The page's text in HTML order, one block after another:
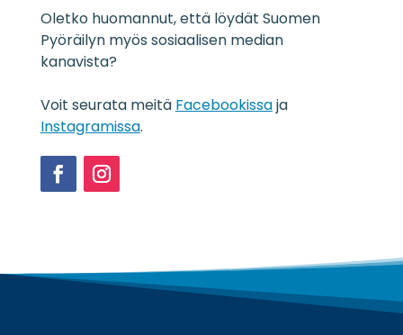
l
o
s
*
Oletko huomannut, että löydät Suomen
Pyöräilyn myös sosiaalisen median
kanavista?
Voit seurata meitä Facebookissaja
Instagramissa.